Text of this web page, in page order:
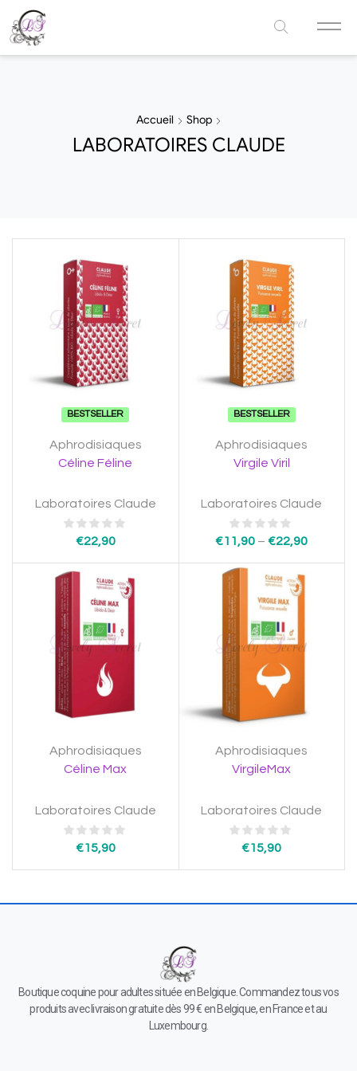
Accueil Shop
LABORATOIRES CLAUDE
BESTSELLER
Aphrodisiaques
Céline Féline
Laboratoires Claude
€22,90
BESTSELLER
Aphrodisiaques
Virgile Viril
Laboratoires Claude
€11,90 –€22,90
Aphrodisiaques
Céline Max
Laboratoires Claude
€15,90
Aphrodisiaques
VirgileMax
Laboratoires Claude
€15,90
Boutique coquine pour adultes située en Belgique. Commandez tous vos
produits avec livraison gratuite dès 99 € en Belgique, en France et au
Luxembourg.